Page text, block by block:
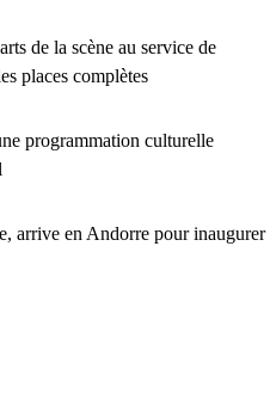
de la scène au service de
places complètes
programmation culturelle
arrive en Andorre pour inaugurer